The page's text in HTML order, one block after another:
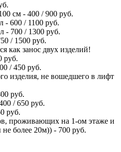
см - 400 / 900 руб.
- 600 / 1100 руб.
- 700 / 1300 руб.
/ 1500 руб.
как занос двух изделий!
руб.
/ 450 руб.
изделия, не вошедшего в лифт
руб.
/ 650 руб.
руб.
проживающих на 1-ом этаже и
более 20м)) - 700 руб.